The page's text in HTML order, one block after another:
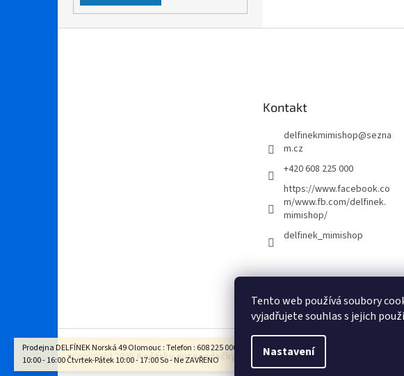
Tento web používá soubory
vyjadřujete souhlas s jejich
Nastavení
Prodejna DELFÍNEK Norská 49 Olomouc : Telefon : 608 225 000 Otevírací doba : Po - St
10:00 - 16:00 Čtvrtek-Pátek 10:00 - 17:00 So - Ne ZAVŘENO
Kontakt
delfinekmimishop@sezna
m.cz
+420 608 225 000
https://www.facebook.co
m/www.fb.com/delfinek.
mimishop/
delfinek_mimishop
Obchodní
Copyright 2026 Kočárky autosedačky Delfínek Olomouc